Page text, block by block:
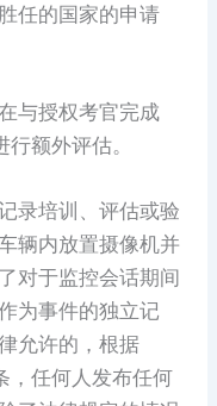
任的国家的申请
与授权考官完成
额外评估。
录培训、评估或验
辆内放置摄像机并
对于监控会话期间
为事件的独立记
允许的，根据
，任何人发布任何